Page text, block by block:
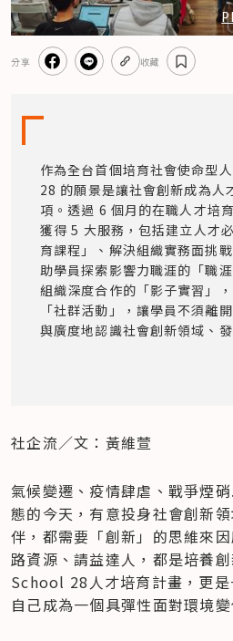
分享 收藏
作為全台首個培育社會使命型
28 的願景是讓社會創新成為人
項。透過 6 個月的在職人才培
獲得 5 大服務，包括建立人才
育課程」、解決組織實務面挑
助學員探索影響力職涯的「職
組織深度合作的「影子實習」
「社群活動」，讓學員不須離
與廣度地認識社會創新領域、
社企流／文：黃維萱
氣候變遷、疫情肆虐、戰爭煙
態的今天，有意投身社會創新
伴，都需要「創新」的思維來
路資源、請益達人，都是培養
School 28人才培育計畫，更
自己成為一個具彈性面對環境